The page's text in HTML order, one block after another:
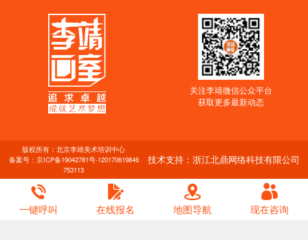
一键呼叫 在线报名 地图导航 现在咨询
关注李靖微信公众平台
获取更多最新动态
版权所有：北京李靖美术培训中心
备案号： 京ICP备19042781号-120170619846
753113
技术支持：浙江北鼎网络科技有限公司